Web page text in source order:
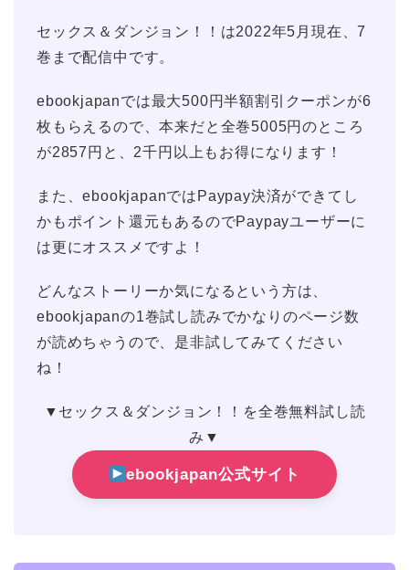
セックス＆ダンジョン！！は2022年5月現在、7
巻まで配信中です。
ebookjapanでは最大500円半額割引クーポンが6
枚もらえるので、本来だと全巻5005円のところ
が2857円と、2千円以上もお得になります！
また、ebookjapanではPaypay決済ができてし
かもポイント還元もあるのでPaypayユーザーに
は更にオススメですよ！
どんなストーリーか気になるという方は、
ebookjapanの1巻試し読みでかなりのページ数
が読めちゃうので、是非試してみてください
ね！
▼セックス＆ダンジョン！！を全巻無料試し読
み▼
ebookjapan公式サイト